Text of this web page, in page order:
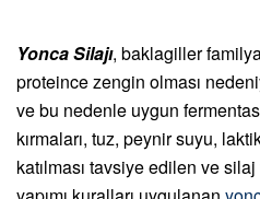
Yonca Silajı, baklagiller
proteince zengin olması
ve bu nedenle uygun
kırmaları, tuz, peynir suyu,
katılması tavsiye edilen ve